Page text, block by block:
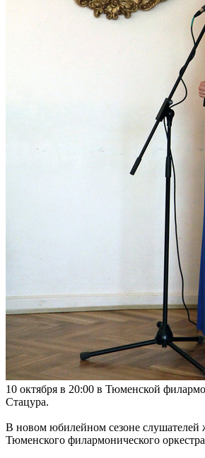
10 октября в 20:00 в Тюменской
Стацура.
В новом юбилейном сезоне
Тюменского филармонического